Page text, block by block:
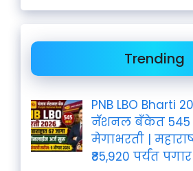
Trending
PNB LBO Bharti
नॅशनल बँकेत 545
मेगाभरती |
₹85,920 पर्यंत पगार